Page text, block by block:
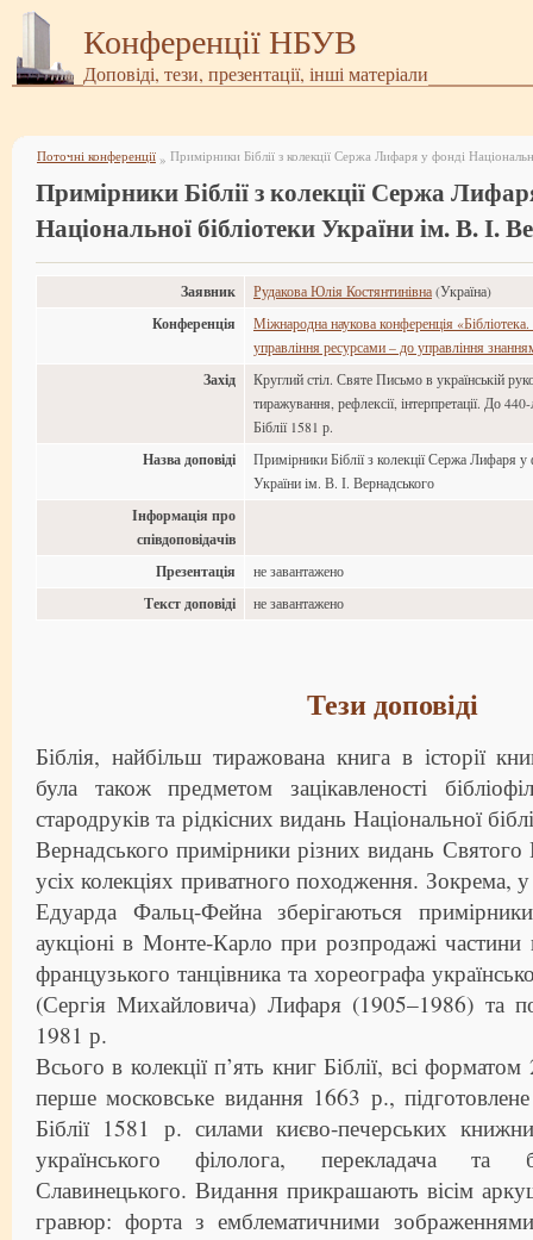
Конференції НБУВ
Доповіді, тези, презентації, інші матеріали
Поточні конференції »
Примірники Біблії з колекції Сержа
Національної бібліотеки України ім. В. І.
Заявник Рудакова Юлія Костянтинівна (Україна)
Конференція
Міжнародна наукова конференція
управління ресурсами – до управління
Захід
Круглий стіл. Святе Письмо в українській
тиражування, рефлексії, інтерпретації. До
Біблії 1581 р.
Назва доповіді
Примірники Біблії з колекції Сержа Лифаря у
України ім. В. І. Вернадського
Інформація про
співдоповідачів
Презентація
не завантажено
Текст доповіді не завантажено
Тези доповіді
Біблія, найбільш тиражована книга в історії
була також предметом зацікавленості
стародруків та рідкісних видань Національної
Вернадського примірники різних видань Святого
усіх колекціях приватного походження. Зокрема, у
Едуарда Фальц-Фейна зберігаються
аукціоні в Монте-Карло при розпродажі частини
французького танцівника та хореографа
(Сергія Михайловича) Лифаря (1905–1986) та
1981 р.
Всього в колекції п’ять книг Біблії, всі
перше московське видання 1663 р.,
Біблії 1581 р. силами києво-печерських
українського філолога, перекладача та
Славинецького. Видання прикрашають вісім
гравюр: форта з емблематичними